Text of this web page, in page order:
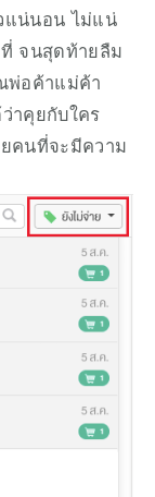
แน่นอน ไม่แน่
ที่ จนสุดท้ายลืม
พ่อค้าแม่ค้า
าคุยกับใคร
คนที่จะมีความ